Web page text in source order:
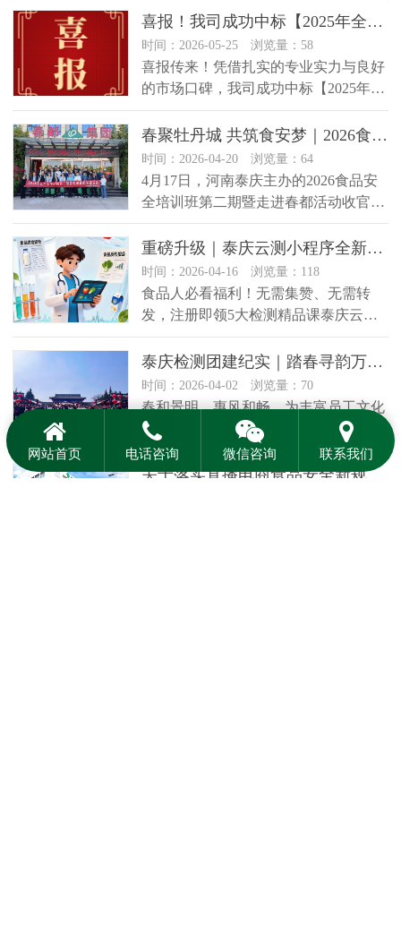
安…
喜报！我司成功中标【2025年全区农产品及农业投入品质量安全监测项目】
时间：2026-05-25 浏览量：58
喜报传来！凭借扎实的专业实力与良好
的市场口碑，我司成功中标【2025年全
区农产品及农业投入品质量安全监测
项…
春聚牡丹城 共筑食安梦｜2026食品安全培训班第二期暨走进春都专题活动圆满收官
时间：2026-04-20 浏览量：64
4月17日，河南泰庆主办的2026食品安
全培训班第二期暨走进春都活动收官！
以“春聚牡丹城 共筑食安梦”为主题，…
重磅升级｜泰庆云测小程序全新上线！4月福利炸了，检测精品课0元领
时间：2026-04-16 浏览量：118
食品人必看福利！无需集赞、无需转
发，注册即领5大检测精品课泰庆云测
小程序全新升级一键破解食品检测所有
难…
泰庆检测团建纪实｜踏春寻韵万岁山，凝心聚力向未来
时间：2026-04-02 浏览量：70
春和景明，惠风和畅。为丰富员工文化
生活，缓解日常检测工作的紧张压力，
进一步增强团队凝聚力与归属感，3
月…
关于落实直播电商食品安全新规 规范合作宣传的通告
网站首页 电话咨询 微信咨询 联系我们